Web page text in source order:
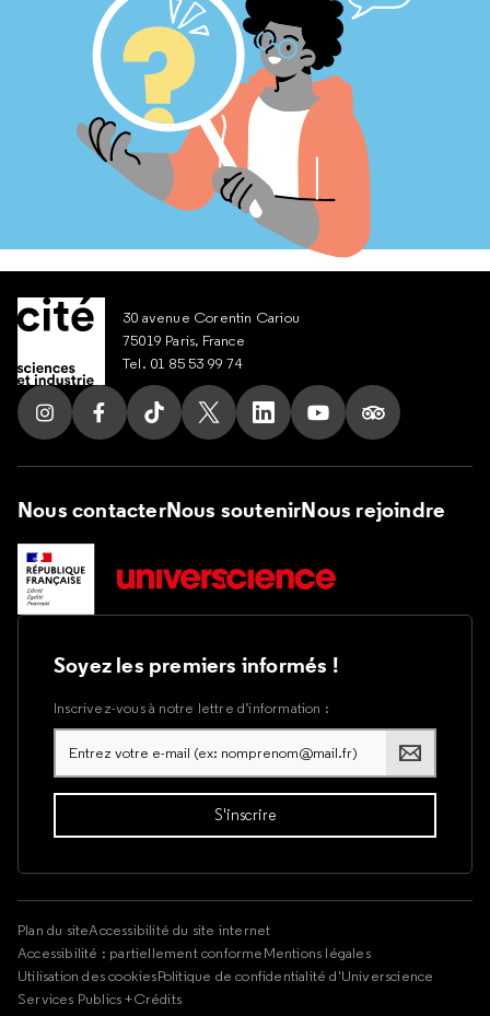
30 avenue Corentin Cariou
75019 Paris, France
Tel. 01 85 53 99 74
Suivez nous sur Instagram
Suivez nous sur Facebook
Suivez nous sur Tik Tok
Suivez nous sur X
Suivez nous sur LinkedIn
Suivez nous sur
Suivez nous
Nous contacterNous soutenirNous rejoindre
Soyez les premiers informés !
Inscrivez-vous à notre lettre d’information :
Plan du siteAccessibilité du site internet
Accessibilité : partiellement conformeMentions légales
Utilisation des cookiesPolitique de confidentialité d'Universcience
Services Publics +Crédits